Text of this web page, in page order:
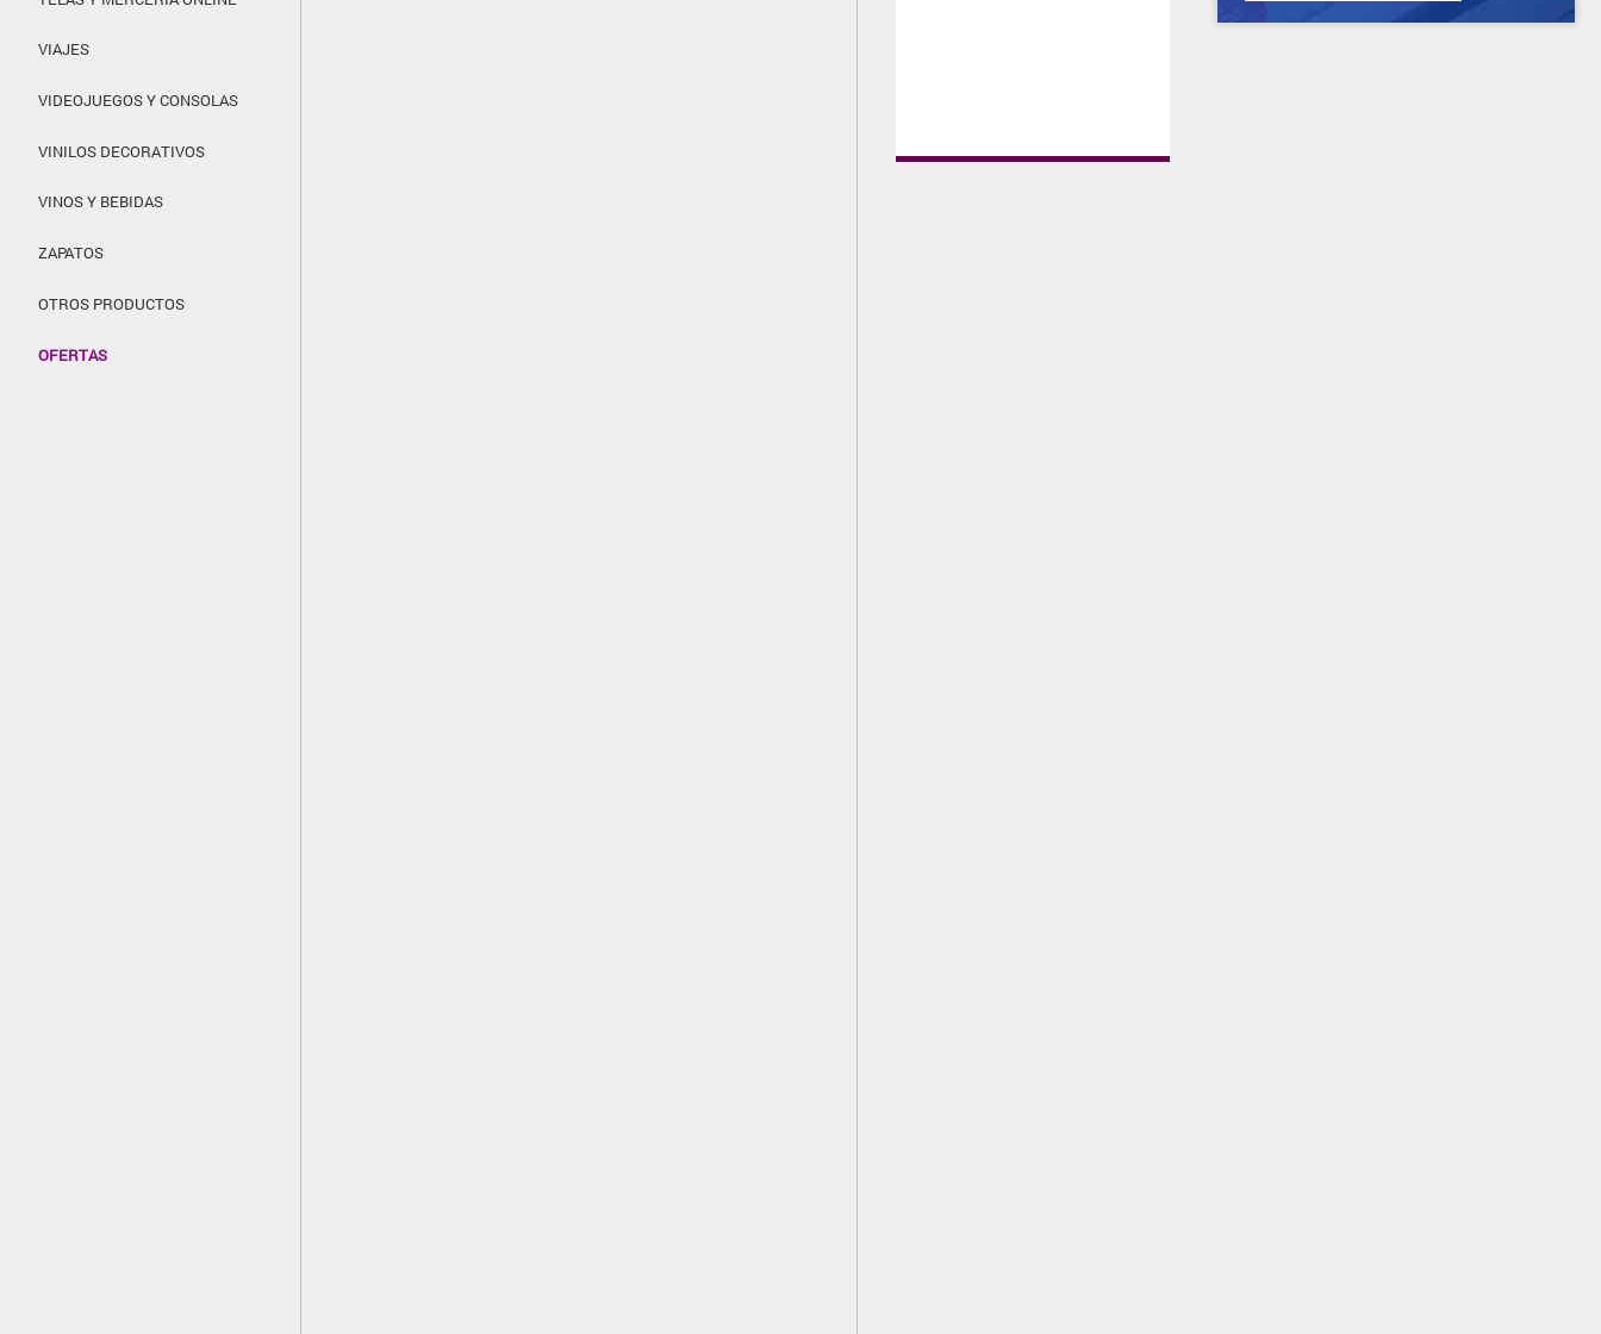
VIAJES
VIDEOJUEGOS Y CONSOLAS
VINILOS DECORATIVOS
VINOS Y BEBIDAS
ZAPATOS
OTROS PRODUCTOS
OFERTAS